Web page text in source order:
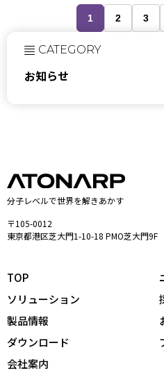
1 2 3
CATEGORY
お知らせ
分子レベルで世界を解きあかす
〒105-0012
東京都港区芝大門1-10-18 PMO芝大門9F
TOP
ソリューション
製品情報
ダウンロード
会社案内